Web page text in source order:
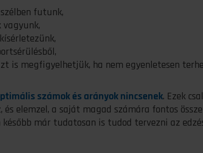
futunk,
is megfigyelhetjük, ha nem egyenletesen
számok és arányok nincsenek. Ezek
és elemzel, a saját magad számára fontos
már tudatosan is tudod tervezni az